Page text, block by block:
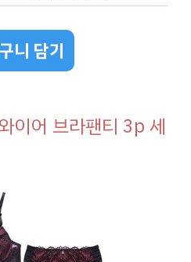
니 담기
이어 브라팬티 3p 세